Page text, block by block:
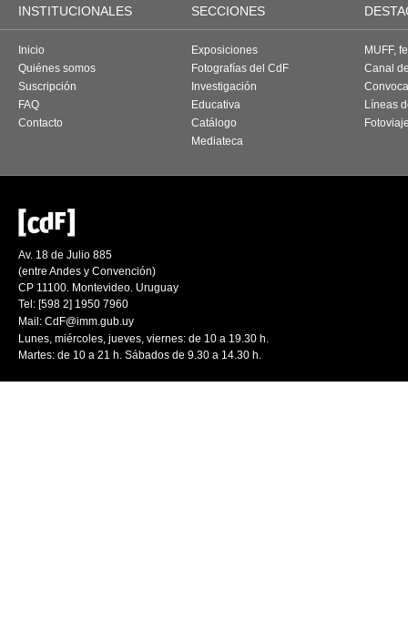
INSTITUCIONALES SECCIONES
Inicio
Quiénes somos
Suscripción
FAQ
Contacto
Exposiciones
Fotografías del CdF
Investigación
Educativa
Catálogo
Mediateca
MUFF,
Canal
Líneas
Av. 18 de Julio 885
(entre Andes y Convención)
CP 11100. Montevideo. Uruguay
Tel: [598 2] 1950 7960
Mail: CdF@imm.gub.uy
Lunes, miércoles, jueves, viernes: de 10 a 19.30 h.
Martes: de 10 a 21 h. Sábados de 9.30 a 14.30 h.